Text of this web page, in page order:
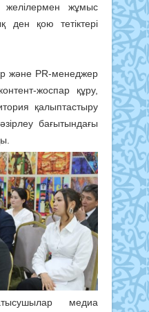
желілермен жұмыс
ден қою тетіктері
және PR-менеджер
жоспар құру,
қалыптастыру
бағытындағы
медиа